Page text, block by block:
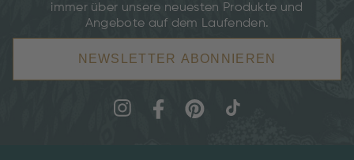
immer über unsere neuesten Produkte und
Angebote auf dem Laufenden.
NEWSLETTER ABONNIEREN